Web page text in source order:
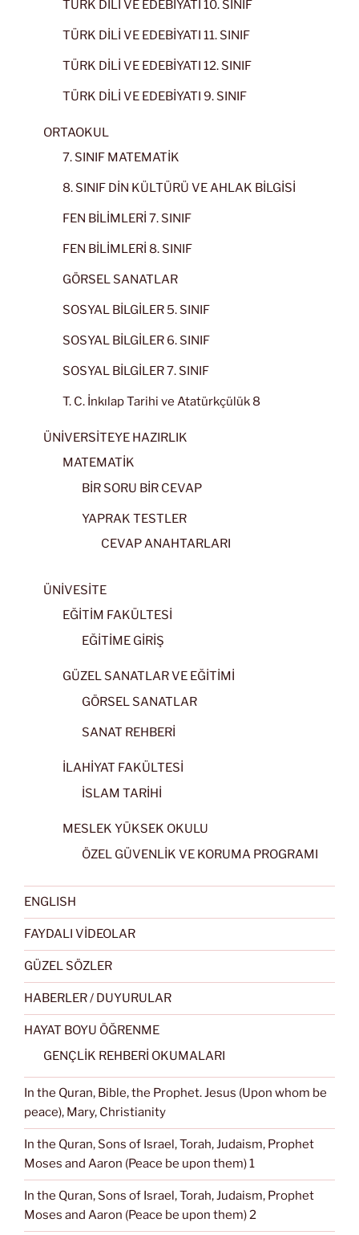
TÜRK DİLİ VE EDEBİYATI 10. SINIF
TÜRK DİLİ VE EDEBİYATI 11. SINIF
TÜRK DİLİ VE EDEBİYATI 12. SINIF
TÜRK DİLİ VE EDEBİYATI 9. SINIF
ORTAOKUL
7. SINIF MATEMATİK
8. SINIF DİN KÜLTÜRÜ VE AHLAK BİLGİSİ
FEN BİLİMLERİ 7. SINIF
FEN BİLİMLERİ 8. SINIF
GÖRSEL SANATLAR
SOSYAL BİLGİLER 5. SINIF
SOSYAL BİLGİLER 6. SINIF
SOSYAL BİLGİLER 7. SINIF
T. C. İnkılap Tarihi ve Atatürkçülük 8
ÜNİVERSİTEYE HAZIRLIK
MATEMATİK
BİR SORU BİR CEVAP
YAPRAK TESTLER
CEVAP ANAHTARLARI
ÜNİVESİTE
EĞİTİM FAKÜLTESİ
EĞİTİME GİRİŞ
GÜZEL SANATLAR VE EĞİTİMİ
GÖRSEL SANATLAR
SANAT REHBERİ
İLAHİYAT FAKÜLTESİ
İSLAM TARİHİ
MESLEK YÜKSEK OKULU
ÖZEL GÜVENLİK VE KORUMA PROGRAMI
ENGLISH
FAYDALI VİDEOLAR
GÜZEL SÖZLER
HABERLER / DUYURULAR
HAYAT BOYU ÖĞRENME
GENÇLİK REHBERİ OKUMALARI
In the Quran, Bible, the Prophet. Jesus (Upon whom be
peace), Mary, Christianity
In the Quran, Sons of Israel, Torah, Judaism, Prophet
Moses and Aaron (Peace be upon them) 1
In the Quran, Sons of Israel, Torah, Judaism, Prophet
Moses and Aaron (Peace be upon them) 2